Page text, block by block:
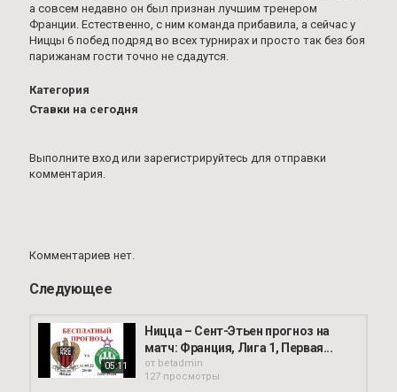
а совсем недавно он был признан лучшим тренером
Франции. Естественно, с ним команда прибавила, а сейчас у
Ниццы 6 побед подряд во всех турнирах и просто так без боя
парижанам гости точно не сдадутся.
Категория
Ставки на сегодня
Выполните вход или зарегистрируйтесь для отправки
комментария.
Комментариев нет.
Следующее
05:11
Ницца – Сент-Этьен прогноз на
матч: Франция, Лига 1, Первая...
от betadmin
127 просмотры